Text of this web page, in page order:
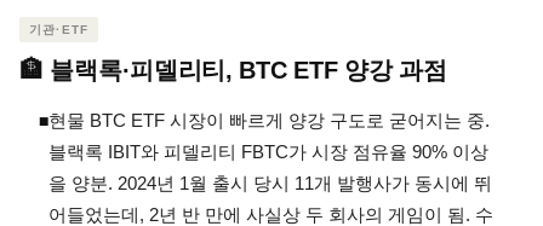
기관·ETF
🏦 블랙록·피델리티, BTC ETF 양강 과점
◾현물 BTC ETF 시장이 빠르게 양강 구도로 굳어지는 중.
블랙록 IBIT와 피델리티 FBTC가 시장 점유율 90% 이상
을 양분. 2024년 1월 출시 당시 11개 발행사가 동시에 뛰
어들었는데, 2년 반 만에 사실상 두 회사의 게임이 됨. 수